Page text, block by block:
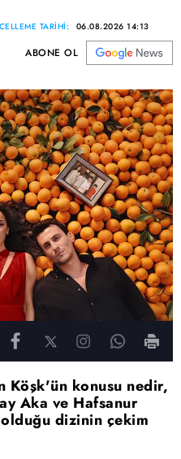
TARİHİ: 06.08.2026 14:13
ABONE OL
Köşk'ün konusu nedir,
Aka ve Hafsanur
dizinin çekim